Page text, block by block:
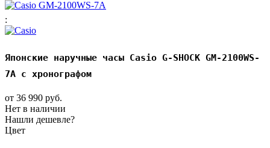
:
Японские наручные часы Casio G-SHOCK GM-2100WS-
7A с хронографом
от 36 990 руб.
Нет в наличии
Нашли дешевле?
Цвет